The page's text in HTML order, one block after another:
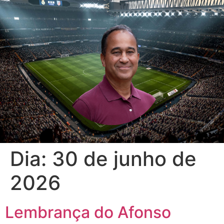
Dia: 30 de junho de
2026
Lembrança do Afonso